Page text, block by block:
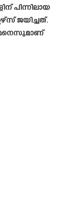
പിന്നിലായ
ജയിച്ചത്.